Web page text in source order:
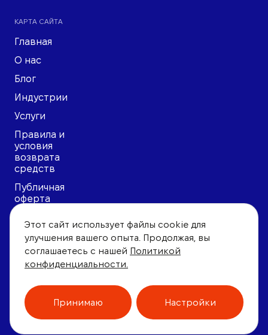
КАРТА САЙТА
Главная
О нас
Блог
Индустрии
Услуги
Правила и
условия
возврата
средств
Публичная
оферта
конфиденциальности
Пользовательское
соглашение
© 2026, АБ «Юридическая фирма Поликарпова».
Все права защищены
Этот сайт использует файлы cookie для
улучшения вашего опыта. Продолжая, вы
соглашаетесь с нашей Политикой
конфиденциальности.
Принимаю Настройки